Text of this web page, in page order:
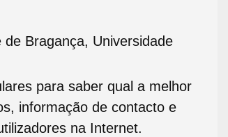
Bragança, Universidade
para saber qual a melhor
informação de contacto e
na Internet.